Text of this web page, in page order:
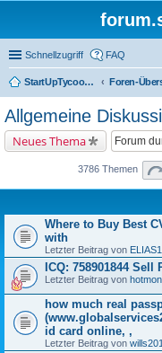
Schnellzugriff FAQ
StartUpTycoon Forum Foren-
Allgemeine
Neues Thema
3786 Themen
Where to Buy Best
with
Letzter Beitrag von
ICQ: 758901844
Letzter Beitrag von
how much real
id card online, ,
Letzter Beitrag von